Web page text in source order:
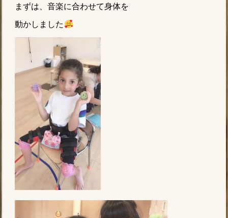
まずは、音楽に合わせて身体を
動かしました